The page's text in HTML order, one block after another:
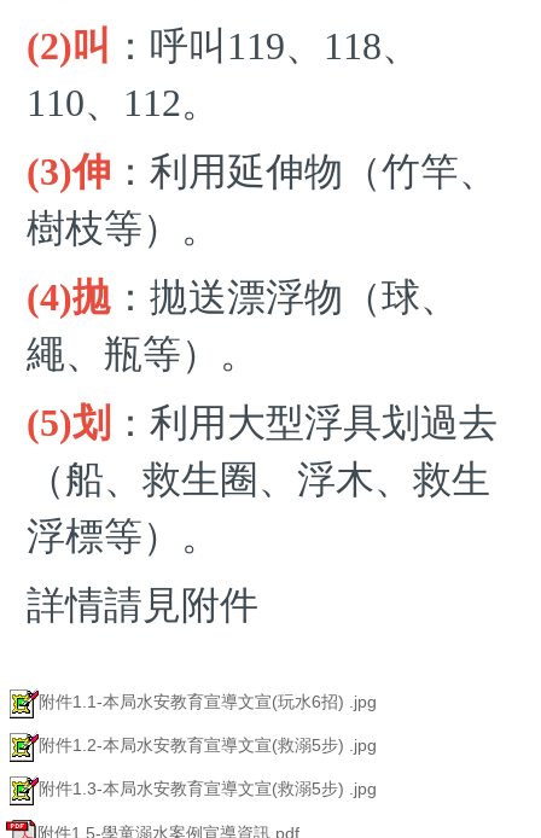
(2)叫 ：呼叫119、118、
110、112。
(3)伸 ：利用延伸物（竹竿、
樹枝等）。
(4)拋 ：拋送漂浮物（球、
繩、瓶等）。
(5)划 ：利用大型浮具划過去
（船、救生圈、浮木、救生
浮標等）。
詳情請見附件
附件1.1-本局水安教育宣導文宣(玩水6招) .jpg
附件1.2-本局水安教育宣導文宣(救溺5步) .jpg
附件1.3-本局水安教育宣導文宣(救溺5步) .jpg
附件1.5-學童溺水案例宣導資訊.pdf